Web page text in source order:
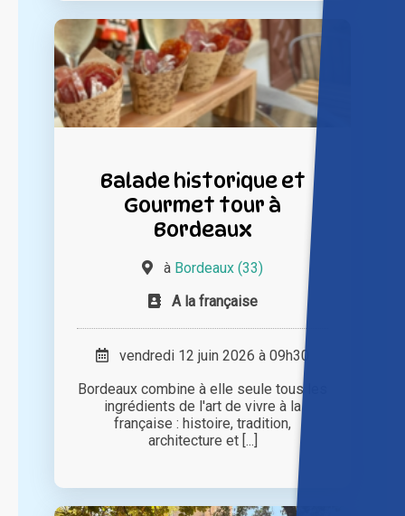
Balade historique et
Gourmet tour à
Bordeaux
à Bordeaux (33)
A la française
vendredi 12 juin 2026 à 09h30
Bordeaux combine à elle seule tous les
ingrédients de l'art de vivre à la
française : histoire, tradition,
architecture et [...]